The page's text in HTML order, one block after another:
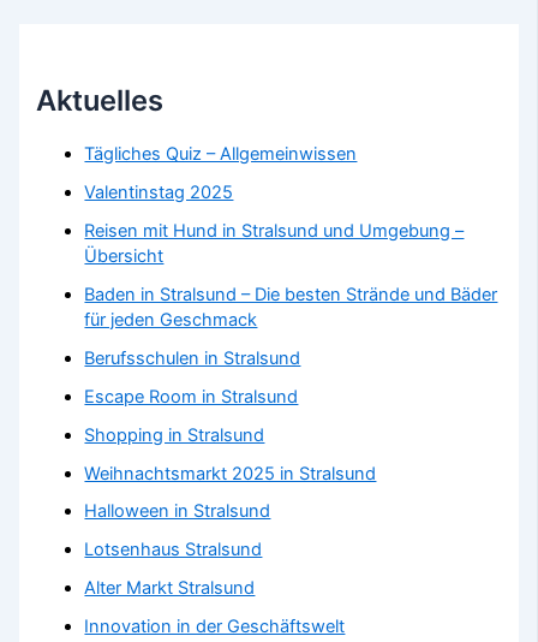
Aktuelles
Tägliches Quiz – Allgemeinwissen
Valentinstag 2025
Reisen mit Hund in Stralsund und Umgebung –
Übersicht
Baden in Stralsund – Die besten Strände und Bäder
für jeden Geschmack
Berufsschulen in Stralsund
Escape Room in Stralsund
Shopping in Stralsund
Weihnachtsmarkt 2025 in Stralsund
Halloween in Stralsund
Lotsenhaus Stralsund
Alter Markt Stralsund
Innovation in der Geschäftswelt